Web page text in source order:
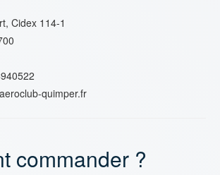
Cidex 114-1
quimper.fr
commander ?